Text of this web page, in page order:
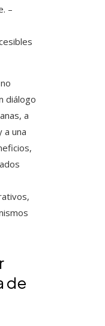
–
diálogo
a
a una
de